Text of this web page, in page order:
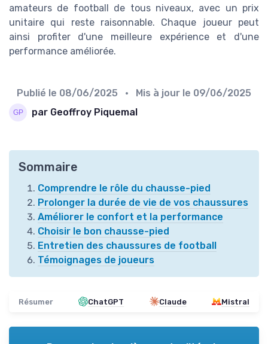
amateurs de football de tous niveaux, avec un prix
unitaire qui reste raisonnable. Chaque joueur peut
ainsi profiter d'une meilleure expérience et d'une
performance améliorée.
Publié le 08/06/2025 • Mis à jour le 09/06/2025
par Geoffroy Piquemal
Sommaire
Comprendre le rôle du chausse-pied
Prolonger la durée de vie de vos chaussures
Améliorer le confort et la performance
Choisir le bon chausse-pied
Entretien des chaussures de football
Témoignages de joueurs
Résumer ChatGPT Claude Mistral